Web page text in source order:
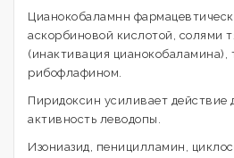
Цианокобаламнн
аскорбиновой кислотой, солями
(инактивация цианокобаламина),
рибофлафином.
Пиридоксин усиливает действие
активность леводопы.
Изониазид, пеницилламин,